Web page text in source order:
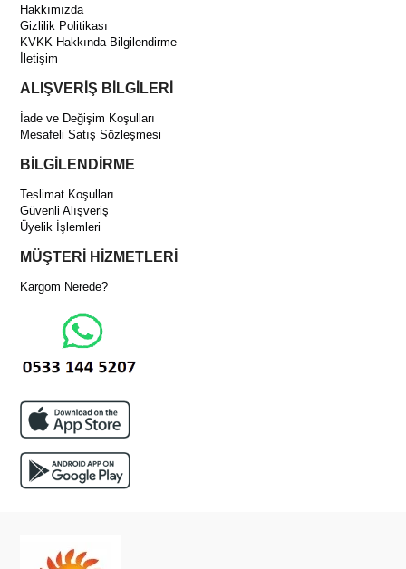
Hakkımızda
Gizlilik Politikası
KVKK Hakkında Bilgilendirme
İletişim
ALIŞVERİŞ BİLGİLERİ
İade ve Değişim Koşulları
Mesafeli Satış Sözleşmesi
BİLGİLENDİRME
Teslimat Koşulları
Güvenli Alışveriş
Üyelik İşlemleri
MÜŞTERİ HİZMETLERİ
Kargom Nerede?